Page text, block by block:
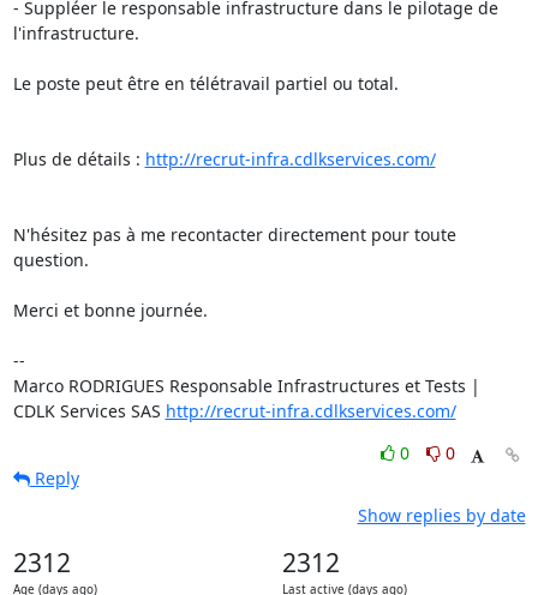
- Suppléer le responsable infrastructure dans le pilotage de
l'infrastructure.
Le poste peut être en télétravail partiel ou total.
Plus de détails : http://recrut-infra.cdlkservices.com/
N'hésitez pas à me recontacter directement pour toute
question.
Merci et bonne journée.
--
Marco RODRIGUES Responsable Infrastructures et Tests |
CDLK Services SAS http://recrut-infra.cdlkservices.com/
0
0
Reply
Show replies by date
2312
Age (days ago)
2312
Last active (days ago)